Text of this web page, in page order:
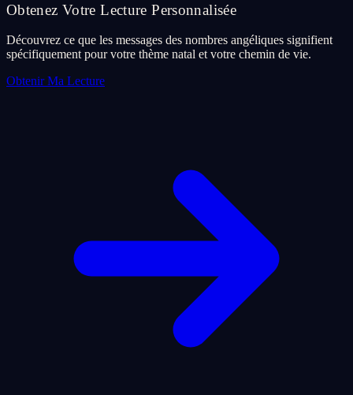
Obtenez Votre Lecture Personnalisée
Découvrez ce que les messages des nombres angéliques signifient
spécifiquement pour votre thème natal et votre chemin de vie.
Obtenir Ma Lecture